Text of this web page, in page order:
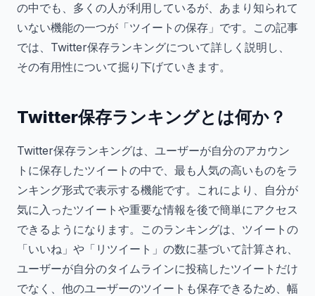
の中でも、多くの人が利用しているが、あまり知られて
いない機能の一つが「ツイートの保存」です。この記事
では、Twitter保存ランキングについて詳しく説明し、
その有用性について掘り下げていきます。
Twitter保存ランキングとは何か？
Twitter保存ランキングは、ユーザーが自分のアカウン
トに保存したツイートの中で、最も人気の高いものをラ
ンキング形式で表示する機能です。これにより、自分が
気に入ったツイートや重要な情報を後で簡単にアクセス
できるようになります。このランキングは、ツイートの
「いいね」や「リツイート」の数に基づいて計算され、
ユーザーが自分のタイムラインに投稿したツイートだけ
でなく、他のユーザーのツイートも保存できるため、幅